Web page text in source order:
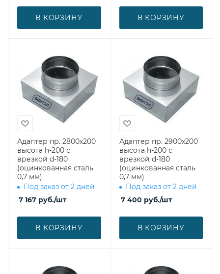
В КОРЗИНУ В КОРЗИНУ
Адаптер пр. 2800х200
высота h-200 с
врезкой d-180
(оцинкованная сталь
0,7 мм)
Под заказ от 2 дней
7 167 руб./шт
В КОРЗИНУ
Адаптер пр. 2900х200
высота h-200 с
врезкой d-180
(оцинкованная сталь
0,7 мм)
Под заказ от 2 дней
7 400 руб./шт
В КОРЗИНУ